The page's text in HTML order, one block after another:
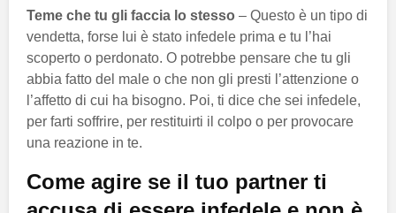
Teme che tu gli faccia lo stesso – Questo è un tipo di
vendetta, forse lui è stato infedele prima e tu l’hai
scoperto o perdonato. O potrebbe pensare che tu gli
abbia fatto del male o che non gli presti l’attenzione o
l’affetto di cui ha bisogno. Poi, ti dice che sei infedele,
per farti soffrire, per restituirti il colpo o per provocare
una reazione in te.
Come agire se il tuo partner ti